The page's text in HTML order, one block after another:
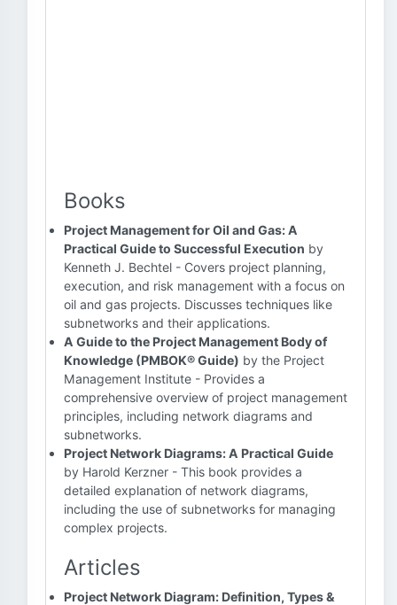
Books
Project Management for Oil and Gas: A
Practical Guide to Successful Execution by
Kenneth J. Bechtel - Covers project planning,
execution, and risk management with a focus on
oil and gas projects. Discusses techniques like
subnetworks and their applications.
A Guide to the Project Management Body of
Knowledge (PMBOK® Guide) by the Project
Management Institute - Provides a
comprehensive overview of project management
principles, including network diagrams and
subnetworks.
Project Network Diagrams: A Practical Guide
by Harold Kerzner - This book provides a
detailed explanation of network diagrams,
including the use of subnetworks for managing
complex projects.
Articles
Project Network Diagram: Definition, Types &